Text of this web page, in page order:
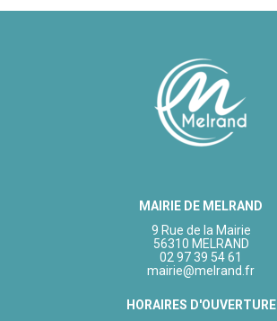
MAIRIE DE MELRAND
9 Rue de la Mairie
56310 MELRAND
02 97 39 54 61
mairie@melrand.fr
HORAIRES D'OUVERTURE